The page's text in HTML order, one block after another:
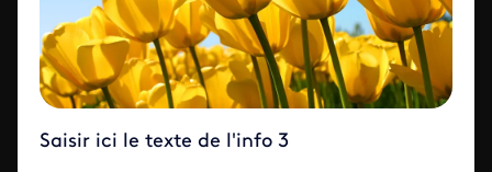
Saisir ici le texte de l'info 3